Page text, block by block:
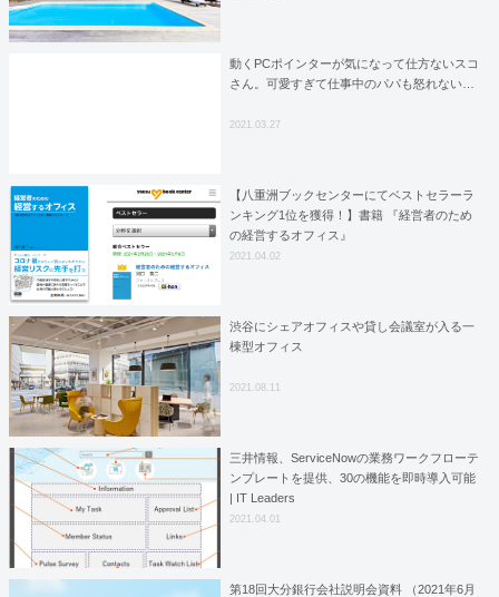
動くPCポインターが気になって仕方ないスコ
さん。可愛すぎて仕事中のパパも怒れない…
2021.03.27
【八重洲ブックセンターにてベストセラーラ
ンキング1位を獲得！】書籍 『経営者のため
の経営するオフィス』
2021.04.02
渋谷にシェアオフィスや貸し会議室が入る一
棟型オフィス
2021.08.11
三井情報、ServiceNowの業務ワークフローテ
ンプレートを提供、30の機能を即時導入可能
| IT Leaders
2021.04.01
第18回大分銀行会社説明会資料 （2021年6月